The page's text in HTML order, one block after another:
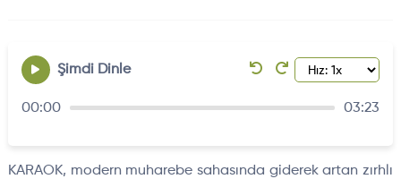
Şimdi Dinle
00:00 03:23
KARAOK, modern muharebe sahasında giderek artan zırhlı